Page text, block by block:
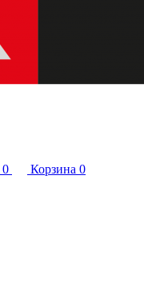
0 Корзина 0